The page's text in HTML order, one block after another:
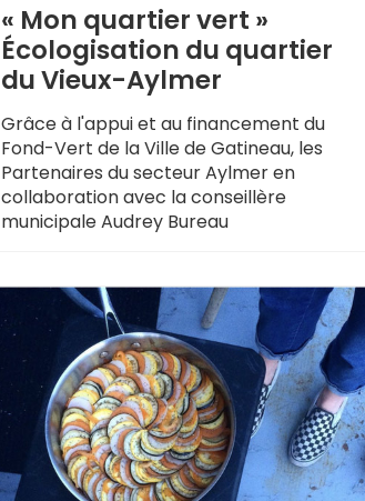
« Mon quartier vert »
Écologisation du quartier
du Vieux-Aylmer
Grâce à l'appui et au financement du
Fond-Vert de la Ville de Gatineau, les
Partenaires du secteur Aylmer en
collaboration avec la conseillère
municipale Audrey Bureau